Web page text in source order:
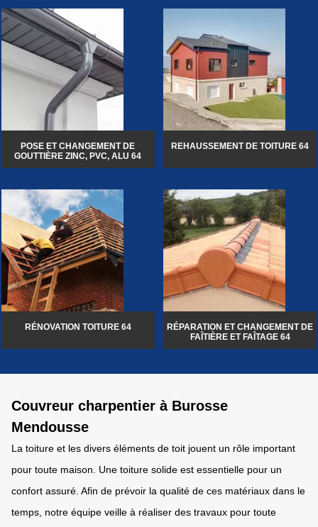
POSE ET CHANGEMENT DE
GOUTTIÈRE ZINC, PVC, ALU 64
REHAUSSEMENT DE TOITURE 64
RÉNOVATION TOITURE 64
RÉPARATION ET CHANGEMENT DE
FAÎTIÈRE ET FAÎTAGE 64
Couvreur charpentier à Burosse
Mendousse
La toiture et les divers éléments de toit jouent un rôle important
pour toute maison. Une toiture solide est essentielle pour un
confort assuré. Afin de prévoir la qualité de ces matériaux dans le
temps, notre équipe veille à réaliser des travaux pour toute